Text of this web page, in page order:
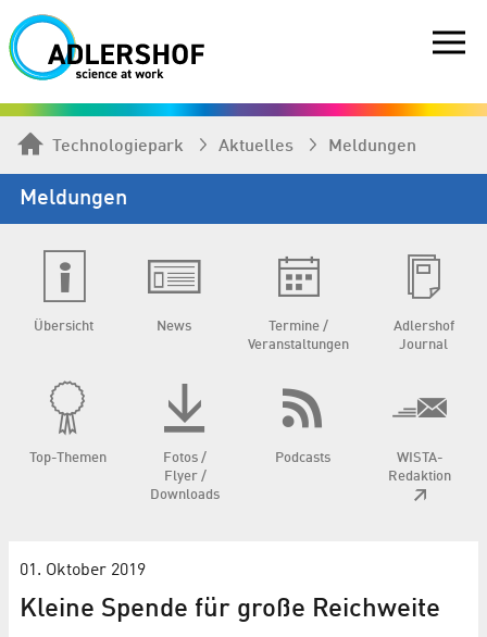
Technologiepark Aktuelles Meldungen
Meldungen
Übersicht News
Termine /
Veranstaltungen
Adlershof
Journal
Top-Themen
Fotos /
Flyer /
Downloads
Podcasts
WISTA-
Redaktion
01. Oktober 2019
Kleine Spende für große Reichweite